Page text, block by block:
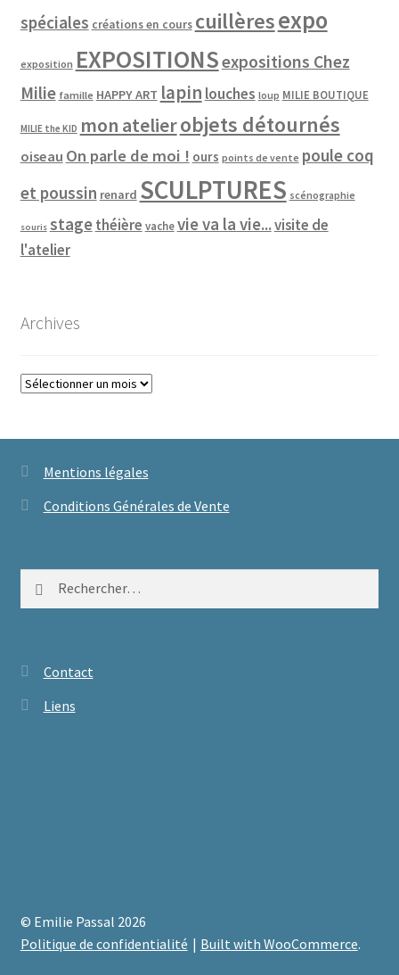
spéciales créations en cours cuillèresexpo
exposition EXPOSITIONSexpositions Chez
Milie famille HAPPY ART lapin louches loup MILIE BOUTIQUE
MILIE the KID mon atelierobjets détournés
oiseau On parle de moi ! ours points de vente poule coq
et poussin renard SCULPTURES scénographie
souris stagethéière vache vie va la vie...visite de
l'atelier
Archives
Archives
Mentions légales
Conditions Générales de Vente
Contact
Liens
© Emilie Passal 2026
Politique de confidentialité
Built with WooCommerce.